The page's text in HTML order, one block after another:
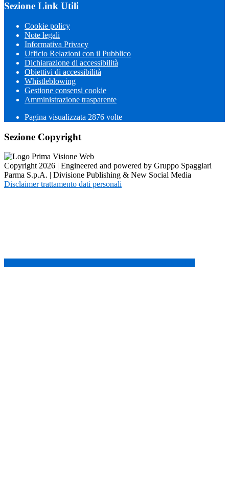
Sezione Link Utili
Cookie policy
Note legali
Informativa Privacy
Ufficio Relazioni con il Pubblico
Dichiarazione di accessibilità
Obiettivi di accessibilità
Whistleblowing
Gestione consensi cookie
Amministrazione trasparente
Pagina visualizzata 2876 volte
Sezione Copyright
Copyright 2026 | Engineered and powered by Gruppo Spaggiari
Parma S.p.A. | Divisione Publishing & New Social Media
Disclaimer trattamento dati personali